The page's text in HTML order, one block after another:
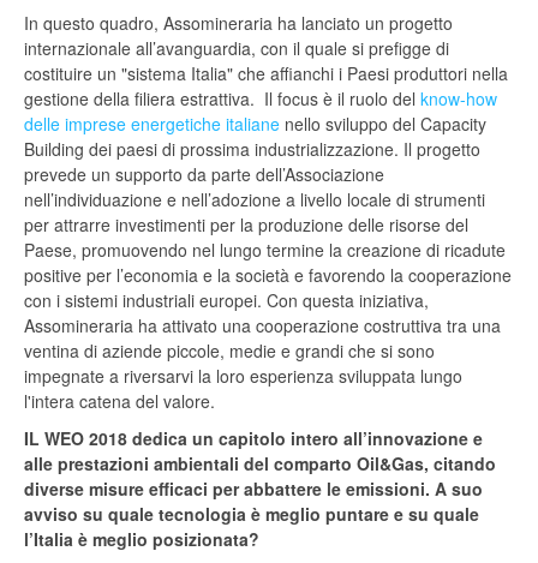
In questo quadro, Assomineraria ha lanciato un progetto
internazionale all’avanguardia, con il quale si prefigge di
costituire un "sistema Italia" che affianchi i Paesi produttori nella
gestione della filiera estrattiva. Il focus è il ruolo del know-how
delle imprese energetiche italiane nello sviluppo del Capacity
Building dei paesi di prossima industrializzazione. Il progetto
prevede un supporto da parte dell’Associazione
nell’individuazione e nell’adozione a livello locale di strumenti
per attrarre investimenti per la produzione delle risorse del
Paese, promuovendo nel lungo termine la creazione di ricadute
positive per l’economia e la società e favorendo la cooperazione
con i sistemi industriali europei. Con questa iniziativa,
Assomineraria ha attivato una cooperazione costruttiva tra una
ventina di aziende piccole, medie e grandi che si sono
impegnate a riversarvi la loro esperienza sviluppata lungo
l'intera catena del valore.
IL WEO 2018 dedica un capitolo intero all’innovazione e
alle prestazioni ambientali del comparto Oil&Gas, citando
diverse misure efficaci per abbattere le emissioni. A suo
avviso su quale tecnologia è meglio puntare e su quale
l’Italia è meglio posizionata?